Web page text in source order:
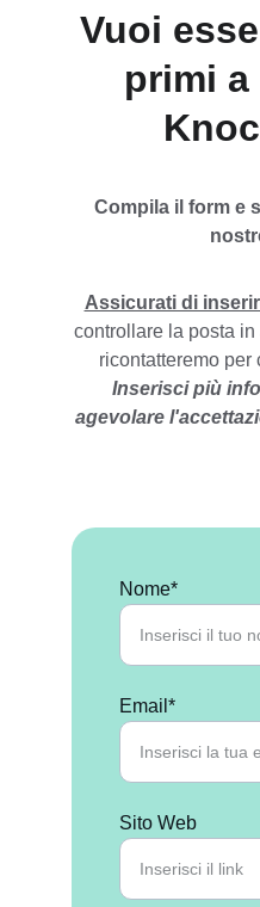
Vuoi
primi a
Nome*
Email*
Sito Web
Compila il form e
Assicurati di
controllare la posta
ricontatteremo per
Inserisci più
agevolare